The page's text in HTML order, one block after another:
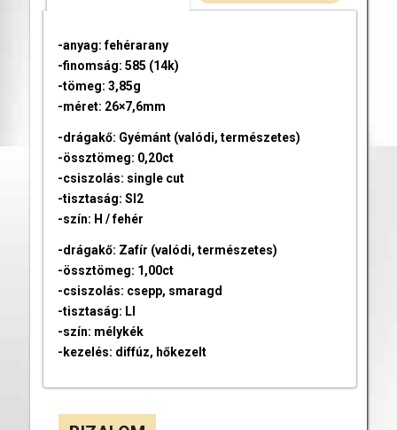
-anyag: fehérarany
-finomság: 585 (14k)
-tömeg: 3,85g
-méret: 26×7,6mm
-drágakő: Gyémánt (valódi, természetes)
-össztömeg: 0,20ct
-csiszolás: single cut
-tisztaság: SI2
-szín: H / fehér
-drágakő: Zafír (valódi, természetes)
-össztömeg: 1,00ct
-csiszolás: csepp, smaragd
-tisztaság: LI
-szín: mélykék
-kezelés: diffúz, hőkezelt